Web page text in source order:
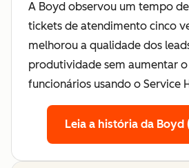
A Boyd observou um tempo
tickets de atendimento cinco
melhorou a qualidade dos
produtividade sem aumentar
funcionários usando o Service
Leia a história da Boyd